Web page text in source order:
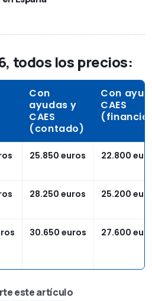
todos los precios:
Con
ayudas y
CAES
(contado)
Con
CAES
25.850 euros 22.800
28.250 euros 25.200
30.650 euros 27.600
este artículo